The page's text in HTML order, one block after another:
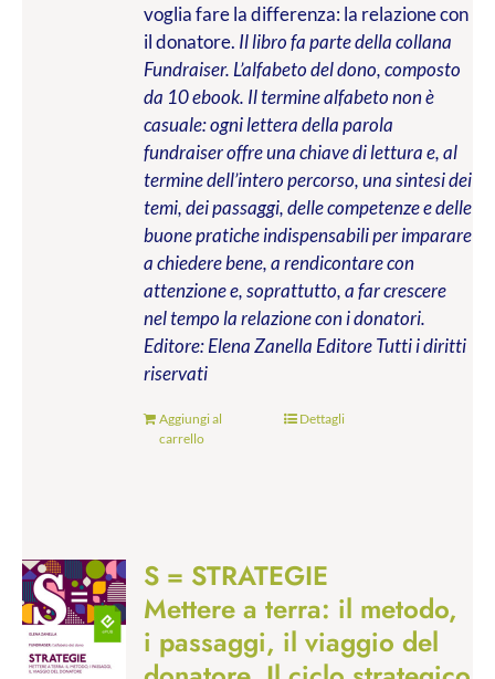
voglia fare la differenza: la relazione con
il donatore. Il libro fa parte della collana
Fundraiser. L’alfabeto del dono, composto
da 10 ebook. Il termine alfabeto non è
casuale: ogni lettera della parola
fundraiser offre una chiave di lettura e, al
termine dell’intero percorso, una sintesi dei
temi, dei passaggi, delle competenze e delle
buone pratiche indispensabili per imparare
a chiedere bene, a rendicontare con
attenzione e, soprattutto, a far crescere
nel tempo la relazione con i donatori.
Editore: Elena Zanella EditoreTutti i diritti
riservati
Aggiungi al
carrello
Dettagli
S = STRATEGIE
Mettere a terra: il metodo,
i passaggi, il viaggio del